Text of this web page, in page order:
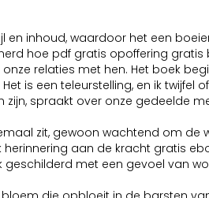
inhoud, waardoor het een
hoe pdf gratis opoffering
relaties met hen. Het boek
is een teleurstelling, en ik twijfel
spraakt over onze gedeelde
zit, gewoon wachtend om de
aan de kracht gratis
met een gevoel van